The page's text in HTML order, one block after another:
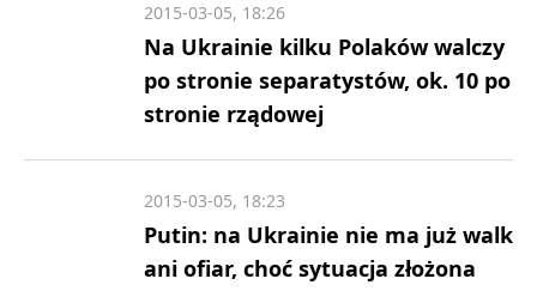
Na Ukrainie kilku Polaków walczy
po stronie separatystów, ok. 10 po
stronie rządowej
2015-03-05, 18:26
Putin: na Ukrainie nie ma już walk
ani ofiar, choć sytuacja złożona
2015-03-05, 18:23